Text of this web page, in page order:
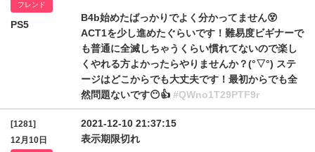
フレンド
PS5
B4b始めたばっかりでよく分かってません😵
ACT1を少し進めたぐらいです！難易度ビギナーで
も普通に全滅しちゃうくらい慣れてないので楽し
くやれる方よかったらやりませんか？(°▽°) ステ
ージはどこからでも大丈夫です！最初からでも全
然問題ないです😶👍 #QWno1T29PTF9r
[1281]
12月10日
2021-12-10 21:37:15
表示期限切れ